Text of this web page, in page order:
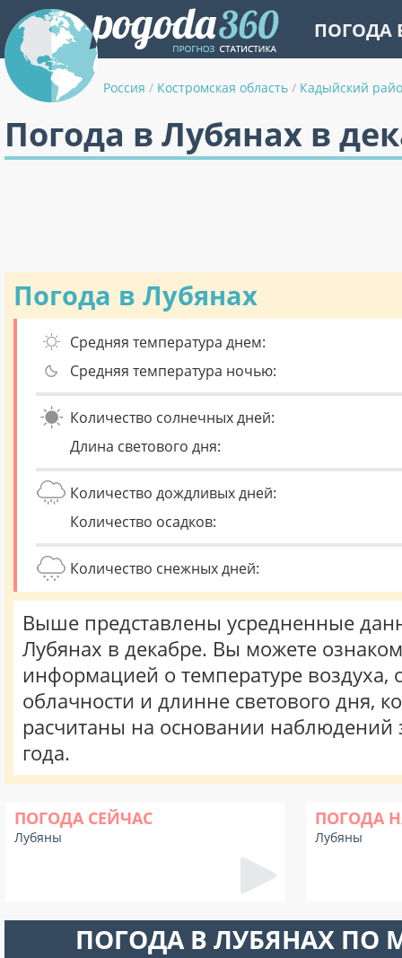
ПОГОДА
Россия / Костромская область / Кадыйский
Погода в Лубянах в
Погода в Лубянах
Средняя температура днем:
Средняя температура ночью:
Количество солнечных дней:
Длина светового дня:
Количество дождливых дней:
Количество осадков:
Количество снежных дней:
Выше представлены усредненные
Лубянах в декабре. Вы можете
информацией о температуре воздуха,
облачности и длинне светового дня,
расчитаны на основании наблюдений
года.
ПОГОДА СЕЙЧАС
Лубяны
ПОГОДА
Лубяны
ПОГОДА В ЛУБЯНАХ ПО